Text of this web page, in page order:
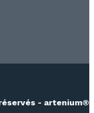
- artenium®